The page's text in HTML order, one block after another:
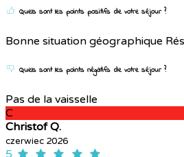
Quels sont les points positifs de votre séjour ?
Bonne situation géographique
Quels sont les points négatifs de votre séjour ?
Pas de la vaisselle
C
Christof Q.
czerwiec 2026
5